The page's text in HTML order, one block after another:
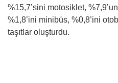
%15,7’sini motosiklet,
%1,8’ini minibüs, %0,8’ini
taşıtlar oluşturdu.